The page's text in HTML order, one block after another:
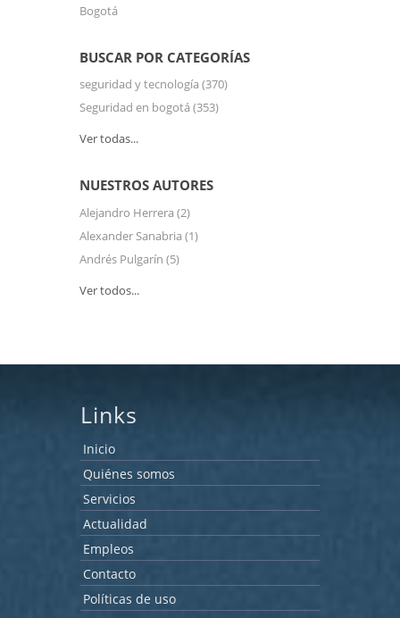
Bogotá
BUSCAR POR CATEGORÍAS
seguridad y tecnología (370)
Seguridad en bogotá (353)
Ver todas...
NUESTROS AUTORES
Alejandro Herrera (2)
Alexander Sanabria (1)
Andrés Pulgarín (5)
Ver todos...
Links
Inicio
Quiénes somos
Servicios
Actualidad
Empleos
Contacto
Políticas de uso